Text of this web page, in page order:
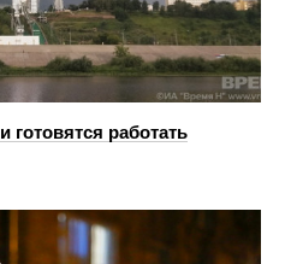
готовятся работать